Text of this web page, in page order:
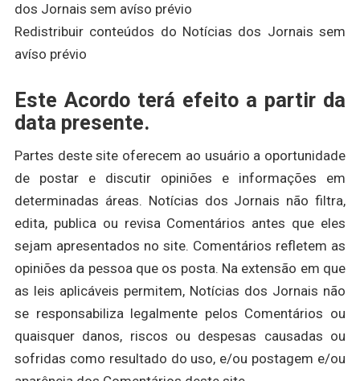
dos Jornais sem avíso prévio
Redistribuir conteúdos do Notícias dos Jornais sem
avíso prévio
Este Acordo terá efeito a partir da
data presente.
Partes deste site oferecem ao usuário a oportunidade
de postar e discutir opiniões e informações em
determinadas áreas. Notícias dos Jornais não filtra,
edita, publica ou revisa Comentários antes que eles
sejam apresentados no site. Comentários refletem as
opiniões da pessoa que os posta. Na extensão em que
as leis aplicáveis permitem, Notícias dos Jornais não
se responsabiliza legalmente pelos Comentários ou
quaisquer danos, riscos ou despesas causadas ou
sofridas como resultado do uso, e/ou postagem e/ou